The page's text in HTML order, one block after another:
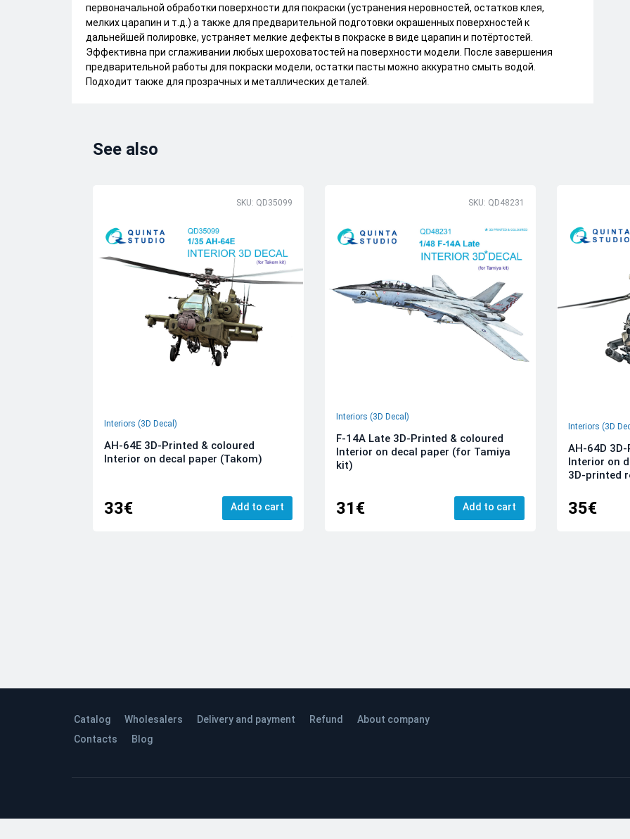
первоначальной обработки поверхности для покраски (устранения неровностей, остатков клея,
мелких царапин и т.д.) а также для предварительной подготовки окрашенных поверхностей к
дальнейшей полировке, устраняет мелкие дефекты в покраске в виде царапин и потёртостей.
Эффективна при сглаживании любых шероховатостей на поверхности модели. После завершения
предварительной работы для покраски модели, остатки пасты можно аккуратно смыть водой.
Подходит также для прозрачных и металлических деталей.
See also
SKU: QD35099
Interiors (3D Decal)
AH-64E 3D-Printed & coloured
Interior on decal paper (Takom)
33€ Add to cart
SKU: QD48231
Interiors (3D Decal)
F-14A Late 3D-Printed & coloured
Interior on decal paper (for Tamiya
kit)
31€ Add to cart
Interiors (3D
AH-64D
Interior on
3D-printed
35€
Catalog Wholesalers Delivery and payment Refund
About company
Contacts
Blog